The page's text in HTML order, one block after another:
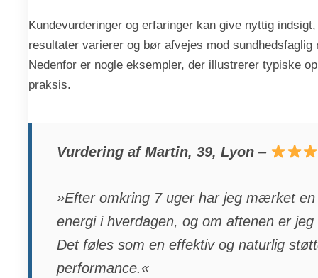
Kundevurderinger og erfaringer kan give nyttig
resultater varierer og bør afvejes mod sundhedsfaglig
Nedenfor er nogle eksempler, der illustrerer typiske
praksis.
Vurdering af Martin, 39, Lyon –
»Efter omkring 7 uger har jeg mærket
energi i hverdagen, og om aftenen er
Det føles som en effektiv og naturlig
performance.«